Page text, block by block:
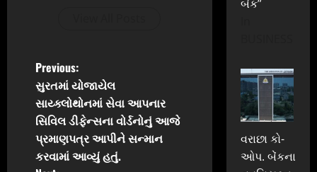
P
o
s
t
Previous:
સુરતમાં યોજાયેલ
સાય્ક્લોથોનમાં સેવા આપનાર
સિવિલ ડીફેન્સના વોર્ડનોનું આજે
પ્રમાણપત્ર આપીને સન્માન
કરવામાં આવ્યું હતું.
બેંક”
વરાછા કો-
ઓપ. બેંકના